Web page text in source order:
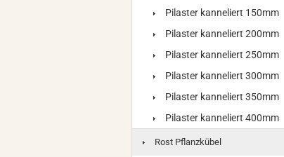
Pilaster kanneliert 150mm
Pilaster kanneliert 200mm
Pilaster kanneliert 250mm
Pilaster kanneliert 300mm
Pilaster kanneliert 350mm
Pilaster kanneliert 400mm
Rost Pflanzkübel